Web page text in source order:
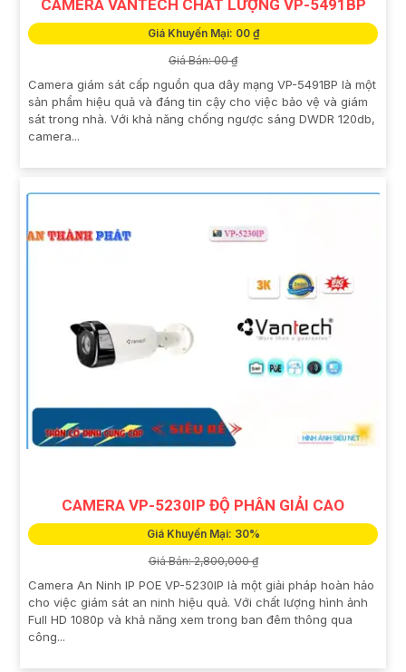
CAMERA VANTECH CHẤT LƯỢNG VP-5491BP
Giá Khuyến Mại: 00 ₫
Giá Bán: 00 ₫
Camera giám sát cấp nguồn qua dây mạng VP-5491BP là một
sản phẩm hiệu quả và đáng tin cậy cho việc bảo vệ và giám
sát trong nhà. Với khả năng chống ngược sáng DWDR 120db,
camera...
CAMERA VP-5230IP ĐỘ PHÂN GIẢI CAO
Giá Khuyến Mại: 30%
Giá Bán: 2,800,000 ₫
Camera An Ninh IP POE VP-5230IP là một giải pháp hoàn hảo
cho việc giám sát an ninh hiệu quả. Với chất lượng hình ảnh
Full HD 1080p và khả năng xem trong ban đêm thông qua
công...